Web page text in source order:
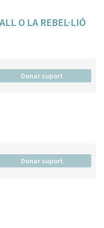
O LA REBEL·LIÓ
Donar suport
Donar suport